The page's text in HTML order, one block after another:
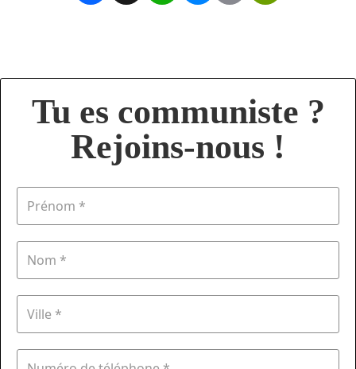
Tu es communiste ?
Rejoins-nous !